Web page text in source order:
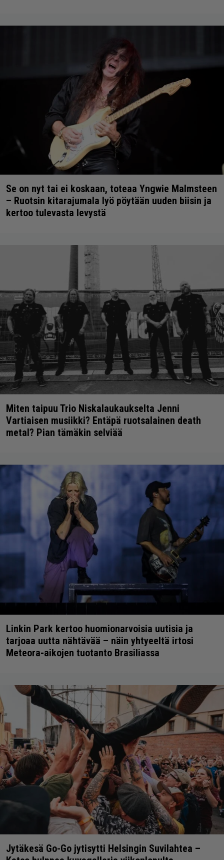
Se on nyt tai ei koskaan, toteaa Yngwie Malmsteen
– Ruotsin kitarajumala lyö pöytään uuden biisin ja
kertoo tulevasta levystä
Miten taipuu Trio Niskalaukaukselta Jenni
Vartiaisen musiikki? Entäpä ruotsalainen death
metal? Pian tämäkin selviää
Linkin Park kertoo huomionarvoisia uutisia ja
tarjoaa uutta nähtävää – näin yhtyeeltä irtosi
Meteora-aikojen tuotanto Brasiliassa
Jytäkesä Go-Go jytisytti Helsingin Suvilahtea –